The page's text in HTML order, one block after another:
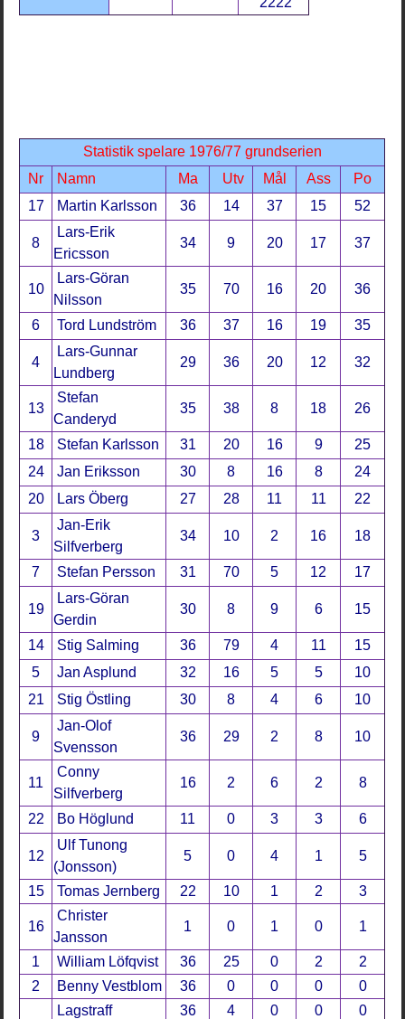
Statistik spelare 1976/77 grundserien
Nr
Namn Ma Utv Mål Ass
Po
17
Martin Karlsson 36 14 37 15 52
8
Lars-Erik
Ericsson
34 9 20 17 37
10
Lars-Göran
Nilsson
35 70 16 20 36
6 Tord Lundström 36 37 16 19 35
4
Lars-Gunnar
Lundberg
29 36 20 12 32
13
Stefan
Canderyd
35 38 8 18 26
18 Stefan Karlsson 31 20 16 9
25
24
Jan Eriksson 30 8 16 8
24
20
Lars Öberg 27 28 11 11 22
3
Jan-Erik
Silfverberg
34 10 2 16 18
7 Stefan Persson 31 70 5 12 17
19
Lars-Göran
Gerdin
30 8 9 6 15
14 Stig Salming 36 79 4 11
15
5
Jan Asplund 32 16 5 5
10
21
Stig Östling 30 8 4 6 10
9
Jan-Olof
Svensson
36 29 2 8 10
11
Conny
Silfverberg
16 2 6 2 8
22 Bo Höglund 11 0 3 3 6
12
Ulf Tunong
(Jonsson)
5 0 4 1 5
15 Tomas Jernberg 22 10 1 2 3
16
Christer
Jansson
1 0 1 0 1
1 William Löfqvist 36 25 0 2
2
2
Benny Vestblom 36 0 0 0
0
Lagstraff
36 4 0 0
0